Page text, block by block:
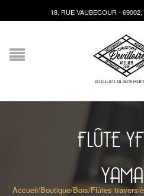
18, RUE VAUBECOUR -
FLÛTE
Accueil/Boutique/Bois/Flûtes